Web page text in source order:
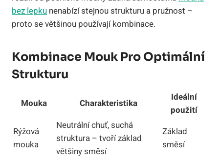
bez lepku nenabízí stejnou strukturu a pružnost –
proto se většinou používají kombinace.
Kombinace Mouk Pro Optimální
Strukturu
Mouka Charakteristika
Ideální
použití
Rýžová
mouka
Neutrální chuť, suchá
struktura – tvoří základ
většiny směsí
Základ
směsí